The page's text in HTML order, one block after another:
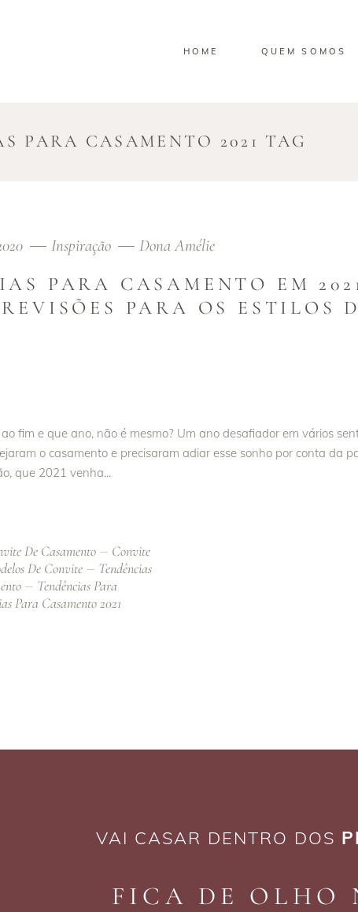
HOME QUEM SOMOS
PARA CASAMENTO 2021 TAG
Inspiração Dona Amélie
PARA CASAMENTO EM
PARA OS ESTILOS
fim e que ano, não é mesmo? Um ano desafiador em vários
o casamento e precisaram adiar esse sonho por conta da
que 2021 venha
De Casamento
Convite
De Convite
Tendências
Tendências Para
Para Casamento 2021
VAI CASAR DENTRO DOS
FICA DE OLHO